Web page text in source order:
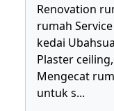
Renovation
rumah
kedai
Plaster
Mengecat
untuk s...